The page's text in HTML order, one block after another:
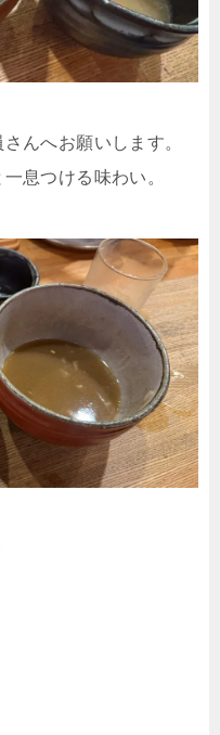
んへお願いします。
息つける味わい。